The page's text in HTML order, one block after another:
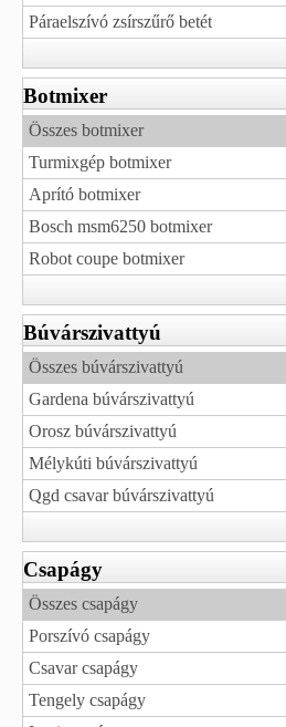
Páraelszívó zsírszűrő betét
Botmixer
Összes botmixer
Turmixgép botmixer
Aprító botmixer
Bosch msm6250 botmixer
Robot coupe botmixer
Búvárszivattyú
Összes búvárszivattyú
Gardena búvárszivattyú
Orosz búvárszivattyú
Mélykúti búvárszivattyú
Qgd csavar búvárszivattyú
Csapágy
Összes csapágy
Porszívó csapágy
Csavar csapágy
Tengely csapágy